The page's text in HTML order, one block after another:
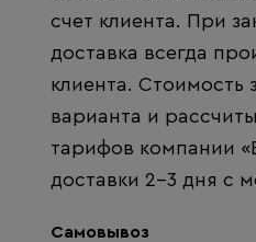
счет клиента. При
доставка всегда
клиента. Стоимость
варианта и
тарифов компании
доставки 2-3 дня с
Самовывоз